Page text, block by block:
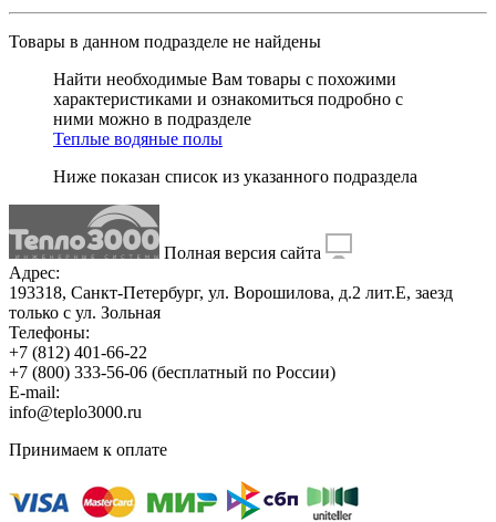
Товары в данном подразделе не найдены
Найти необходимые Вам товары с похожими
характеристиками и ознакомиться подробно с
ними можно в подразделе
Теплые водяные полы
Ниже показан список из указанного подраздела
Полная версия сайта
Адрес:
193318, Санкт-Петербург, ул. Ворошилова, д.2 лит.Е, заезд
только с ул. Зольная
Телефоны:
+7 (812) 401-66-22
+7 (800) 333-56-06 (бесплатный по России)
E-mail:
info@teplo3000.ru
Принимаем к оплате